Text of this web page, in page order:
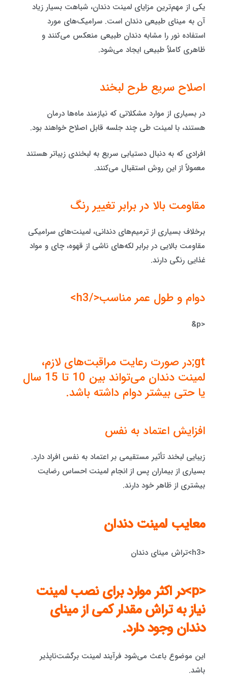
یکی از مهم‌ترین مزایای لمینت دندان، شباهت بسیار زیاد
آن به مینای طبیعی دندان است. سرامیک‌های مورد
استفاده نور را مشابه دندان طبیعی منعکس می‌کنند و
ظاهری کاملاً طبیعی ایجاد می‌شود.
اصلاح سریع طرح لبخند
در بسیاری از موارد مشکلاتی که نیازمند ماه‌ها درمان
هستند، با لمینت طی چند جلسه قابل اصلاح خواهند بود.
افرادی که به دنبال دستیابی سریع به لبخندی زیباتر هستند
معمولاً از این روش استقبال می‌کنند.
مقاومت بالا در برابر تغییر رنگ
برخلاف بسیاری از ترمیم‌های دندانی، لمینت‌های سرامیکی
مقاومت بالایی در برابر لکه‌های ناشی از قهوه، چای و مواد
غذایی رنگی دارند.
دوام و طول عمر مناسب</h3>
<p&
gt;در صورت رعایت مراقبت‌های لازم،
لمینت دندان می‌تواند بین 10 تا 15 سال
یا حتی بیشتر دوام داشته باشد.
افزایش اعتماد به نفس
زیبایی لبخند تأثیر مستقیمی بر اعتماد به نفس افراد دارد.
بسیاری از بیماران پس از انجام لمینت احساس رضایت
بیشتری از ظاهر خود دارند.
معایب لمینت دندان
<h3>تراش مینای دندان
<p>در اکثر موارد برای نصب لمینت
نیاز به تراش مقدار کمی از مینای
دندان وجود دارد.
این موضوع باعث می‌شود فرآیند لمینت برگشت‌ناپذیر
باشد.